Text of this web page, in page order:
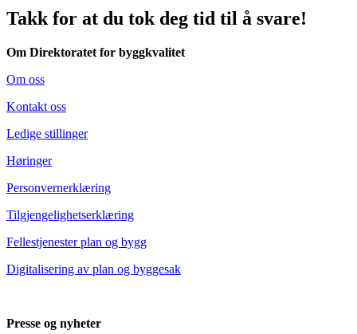
Takk for at du tok deg tid til å svare!
Om Direktoratet for byggkvalitet
Om oss
Kontakt oss
Ledige stillinger
Høringer
Personvernerklæring
Tilgjengelighetserklæring
Fellestjenester plan og bygg
Digitalisering av plan og byggesak
Presse og nyheter